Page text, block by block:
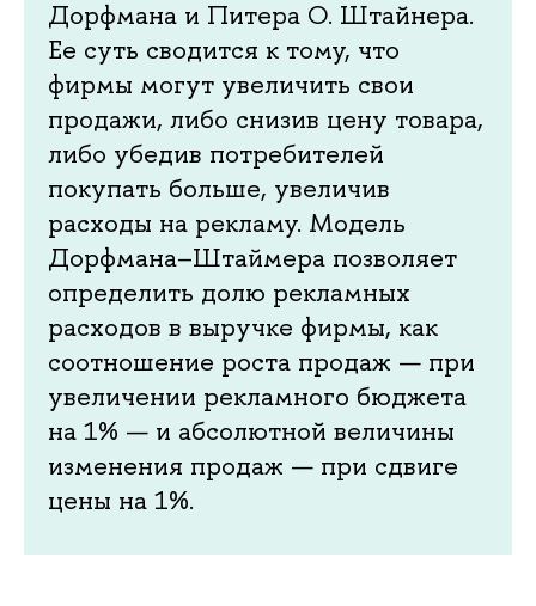
Дорфмана и Питера О. Штайнера.
Ее суть сводится к тому, что
фирмы могут увеличить свои
продажи, либо снизив цену товара,
либо убедив потребителей
покупать больше, увеличив
расходы на рекламу. Модель
Дорфмана–Штаймера позволяет
определить долю рекламных
расходов в выручке фирмы, как
соотношение роста продаж — при
увеличении рекламного бюджета
на 1% — и абсолютной величины
изменения продаж — при сдвиге
цены на 1%.